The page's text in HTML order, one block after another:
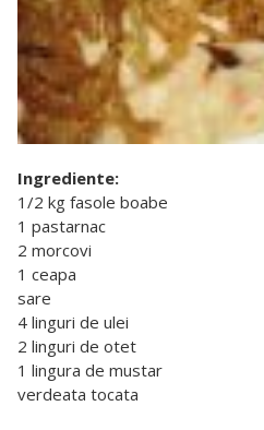
Ingrediente:
1/2 kg fasole boabe
1 pastarnac
2 morcovi
1 ceapa
sare
4 linguri de ulei
2 linguri de otet
1 lingura de mustar
verdeata tocata